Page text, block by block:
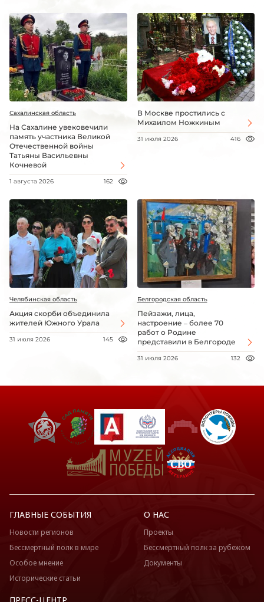
Сахалинская область
На Сахалине увековечили
память участника Великой
Отечественной войны
Татьяны Васильевны
Кочневой
1 августа 2026 162
В Москве простились с
Михаилом Ножкиным
31 июля 2026 416
Челябинская область
Акция скорби объединила
жителей Южного Урала
31 июля 2026 145
Белгородская область
Пейзажи, лица,
настроение – более 70
работ о Родине
представили в Белгороде
31 июля 2026 132
ГЛАВНЫЕ СОБЫТИЯ
Новости регионов
Бессмертный полк в мире
Особое мнение
Исторические статьи
О НАС
Проекты
Бессмертный полк за рубежом
Документы